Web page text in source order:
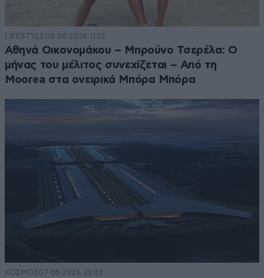
LIFESTYLE08·08·2026 11:32
Αθηνά Οικονομάκου – Μπρούνο Τσερέλα: Ο
μήνας του μέλιτος συνεχίζεται – Από τη
Moorea στα ονειρικά Μπόρα Μπόρα
ΚΟΣΜΟΣ07·08·2026 23:03